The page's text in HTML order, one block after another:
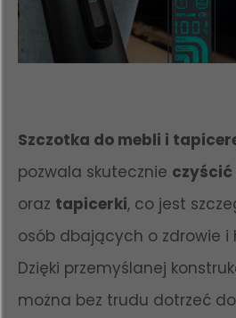
Szczotka do mebli i
pozwala skutecznie czyścić
oraz tapicerki, co jest
osób dbających o zdrowie i
Dzięki przemyślanej
można bez trudu dotrzeć